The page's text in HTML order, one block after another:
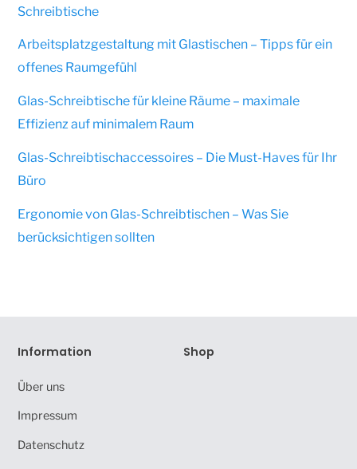
Schreibtische
Arbeitsplatzgestaltung mit Glastischen – Tipps für ein
offenes Raumgefühl
Glas-Schreibtische für kleine Räume – maximale
Effizienz auf minimalem Raum
Glas-Schreibtischaccessoires – Die Must-Haves für Ihr
Büro
Ergonomie von Glas-Schreibtischen – Was Sie
berücksichtigen sollten
Information
Über uns
Impressum
Datenschutz
Shop